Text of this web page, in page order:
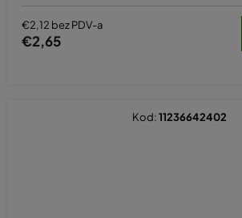
€2,12 bez PDV-a
€2,65
Kod:11236642402